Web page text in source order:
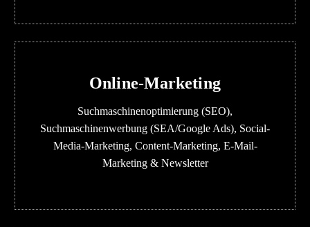
Online-Marketing
Suchmaschinenoptimierung (SEO),
Suchmaschinenwerbung (SEA/Google Ads), Social-
Media-Marketing, Content-Marketing, E-Mail-
Marketing & Newsletter